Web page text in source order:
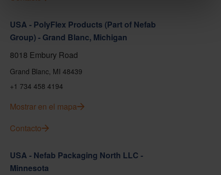
USA - PolyFlex Products (Part of Nefab
Group) - Grand Blanc, Michigan
8018 Embury Road
Grand Blanc, MI 48439
+1 734 458 4194
Mostrar en el mapa
Contacto
USA - Nefab Packaging North LLC -
Minnesota